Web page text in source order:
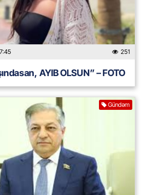
251
AYIB OLSUN” – FOTO
Gündəm